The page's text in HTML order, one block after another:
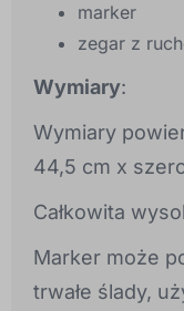
marker
zegar z
Wymiary:
Wymiary
44,5 cm x
Całkowita
Marker może
trwałe ślady,